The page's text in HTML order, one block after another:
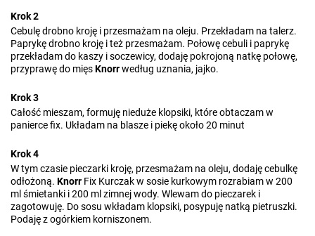
Krok 2
Cebulę drobno kroję i przesmażam na oleju. Przekładam na talerz.
Paprykę drobno kroję i też przesmażam. Połowę cebuli i paprykę
przekładam do kaszy i soczewicy, dodaję pokrojoną natkę połowę,
przyprawę do mięsKnorrwedług uznania, jajko.
Krok 3
Całość mieszam, formuję nieduże klopsiki, które obtaczam w
panierce fix. Układam na blasze i piekę około 20 minut
Krok 4
W tym czasie pieczarki kroję, przesmażam na oleju, dodaję cebulkę
odłożoną. Knorr Fix Kurczak w sosie kurkowym rozrabiam w 200
ml śmietanki i 200 ml zimnej wody. Wlewam do pieczarek i
zagotowuję. Do sosu wkładam klopsiki, posypuję natką pietruszki.
Podaję z ogórkiem korniszonem.